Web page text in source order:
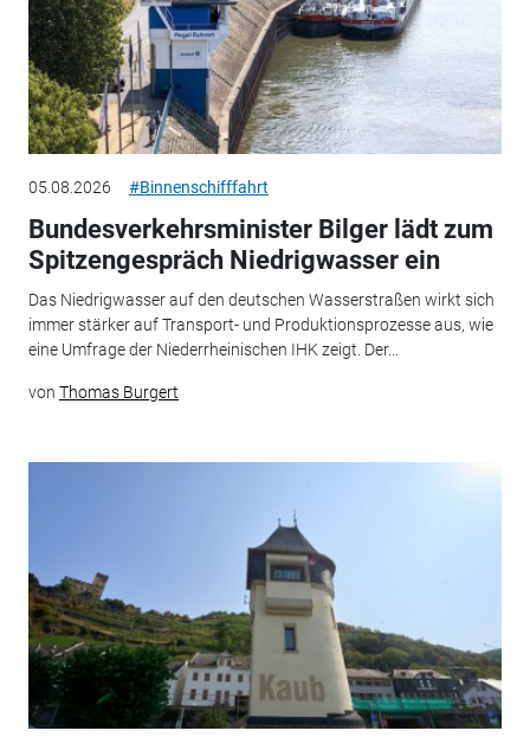
05.08.2026 #Binnenschifffahrt
Bundesverkehrsminister Bilger lädt zum
Spitzengespräch Niedrigwasser ein
Das Niedrigwasser auf den deutschen Wasserstraßen wirkt sich
immer stärker auf Transport- und Produktionsprozesse aus, wie
eine Umfrage der Niederrheinischen IHK zeigt. Der...
von Thomas Burgert